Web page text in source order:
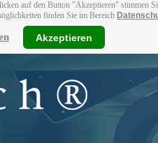
auf den Button "Akzeptieren" stimmen
finden Sie im Bereich
Akzeptieren